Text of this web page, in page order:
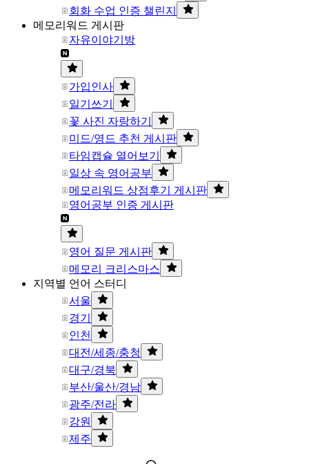
회화 수업 인증 챌린지
메모리워드 게시판
자유이야기방
가입인사
일기쓰기
꽃 사진 자랑하기
미드/영드 추천 게시판
타임캡슐 열어보기
일상 속 영어공부
메모리워드 상점후기 게시판
영어공부 인증 게시판
영어 질문 게시판
메모리 크리스마스
지역별 언어 스터디
서울
경기
인천
대전/세종/충청
대구/경북
부산/울산/경남
광주/전라
강원
제주